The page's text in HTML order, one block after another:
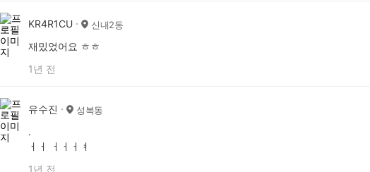
KR4R1CU 신내2동
재밌었어요 ㅎㅎ
1년 전
유수진 성복동
.
ㅓㅓ ㅓㅓㅓㅕ
1년 전